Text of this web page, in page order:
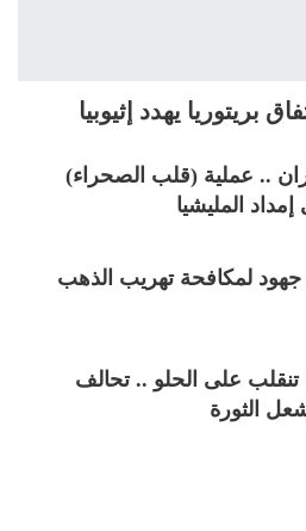
بريتوريا يهدد إثيوبيا
.. عملية (قلب الصحراء)
المليشيا
جهود لمكافحة تهريب الذهب
تنقلب على الحلو .. تحالف
الثورة